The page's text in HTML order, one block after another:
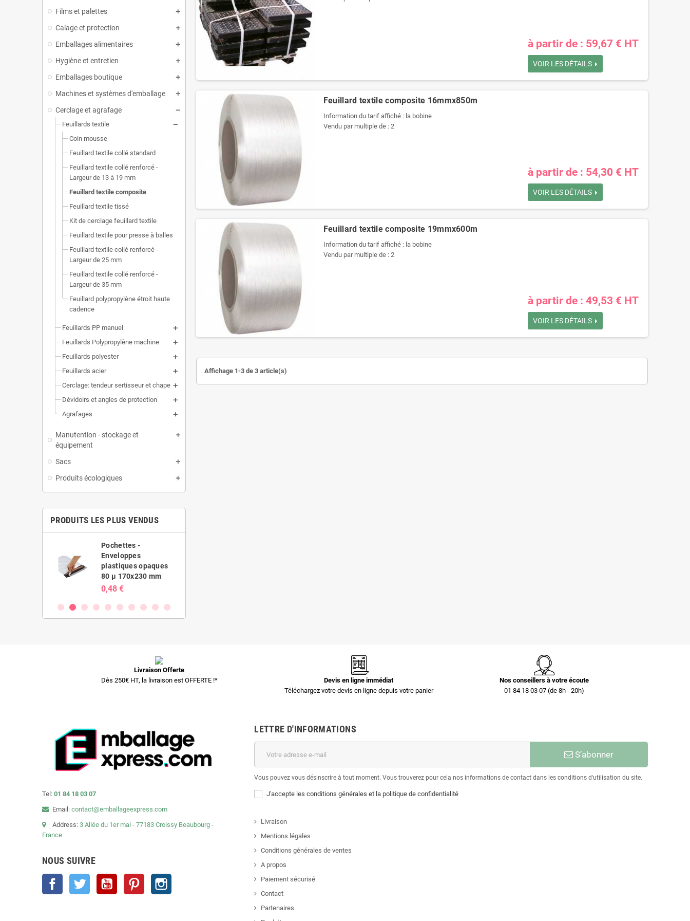
Films et palettes
Calage et protection
Emballages alimentaires
Hygiène et entretien
Emballages boutique
Machines et systèmes d'emballage
Cerclage et agrafage
Feuillards textile
Coin mousse
Feuillard textile collé standard
Feuillard textile collé renforcé -
Largeur de 13 à 19 mm
Feuillard textile composite
Feuillard textile tissé
Kit de cerclage feuillard textile
Feuillard textile pour presse à balles
Feuillard textile collé renforcé -
Largeur de 25 mm
Feuillard textile collé renforcé -
Largeur de 35 mm
Feuillard polypropylène étroit haute
cadence
Feuillards PP manuel
Feuillards Polypropylène machine
Feuillards polyester
Feuillards acier
Cerclage: tendeur sertisseur et chape
Dévidoirs et angles de protection
Agrafages
Manutention - stockage et
équipement
Sacs
Produits écologiques
PRODUITS LES PLUS VENDUS
Pochettes -
Enveloppes
plastiques opaques
80 µ 170x230 mm
0,48 €
à partir de : 59,67 € HT
VOIR LES DÉTAILS
Feuillard textile composite 16mmx850m
Information du tarif affiché : la bobine
Vendu par multiple de : 2
à partir de : 54,30 € HT
VOIR LES DÉTAILS
Feuillard textile composite 19mmx600m
Information du tarif affiché : la bobine
Vendu par multiple de : 2
à partir de : 49,53 € HT
VOIR LES DÉTAILS
Affichage 1-3 de 3 article(s)
Livraison Offerte
Dès 250€ HT, la livraison est OFFERTE !*
Devis en ligne immédiat
Téléchargez votre devis en ligne depuis votre panier
Nos conseillers à votre écoute
01 84 18 03 07 (de 8h - 20h)
Tel: 01 84 18 03 07
Email: contact@emballageexpress.com
Address: 3 Allée du 1er mai - 77183 Croissy Beaubourg -
France
NOUS SUIVRE
Facebook Twitter YouTube Pinterest
LETTRE D'INFORMATIONS
S’abonner
Vous pouvez vous désinscrire à tout moment. Vous trouverez pour cela nos informations de contact dans les conditions d'utilisation du site.
J'accepte les conditions générales et la politique de confidentialité
Livraison
Mentions légales
Conditions générales de ventes
A propos
Paiement sécurisé
Contact
Partenaires